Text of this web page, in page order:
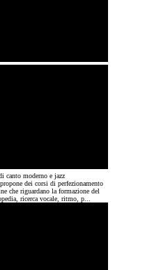
canto moderno e jazz
dei corsi di perfezionamento
che riguardano la formazione del
ricerca vocale, ritmo, p...